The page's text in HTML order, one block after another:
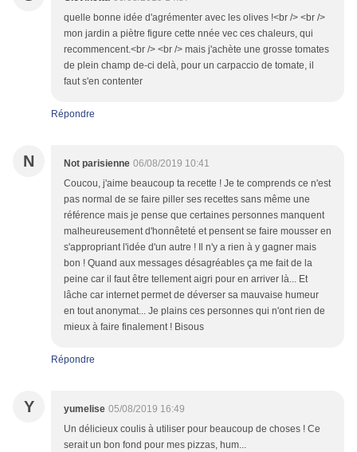
quelle bonne idée d'agrémenter avec les olives !<br /> <br />
mon jardin a piètre figure cette nnée vec ces chaleurs, qui
recommencent.<br /> <br /> mais j'achète une grosse tomates
de plein champ de-ci delà, pour un carpaccio de tomate, il
faut s'en contenter
Répondre
N Not parisienne 06/08/2019 10:41
Coucou, j'aime beaucoup ta recette ! Je te comprends ce n'est
pas normal de se faire piller ses recettes sans même une
référence mais je pense que certaines personnes manquent
malheureusement d'honnêteté et pensent se faire mousser en
s'appropriant l'idée d'un autre ! Il n'y a rien à y gagner mais
bon ! Quand aux messages désagréables ça me fait de la
peine car il faut être tellement aigri pour en arriver là... Et
lâche car internet permet de déverser sa mauvaise humeur
en tout anonymat... Je plains ces personnes qui n'ont rien de
mieux à faire finalement ! Bisous
Répondre
Y yumelise 05/08/2019 16:49
Un délicieux coulis à utiliser pour beaucoup de choses ! Ce
serait un bon fond pour mes pizzas, hum...